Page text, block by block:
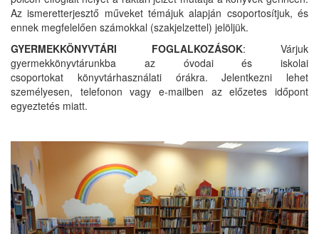
Az ismeretterjesztő műveket témájuk alapján csoportosítjuk, és
ennek megfelelően számokkal (szakjelzettel) jelöljük.
GYERMEKKÖNYVTÁRI FOGLALKOZÁSOK: Várjuk
gyermekkönyvtárunkba az óvodai és iskolai
csoportokat könyvtárhasználati órákra. Jelentkezni lehet
személyesen, telefonon vagy e-mailben az előzetes időpont
egyeztetés miatt.